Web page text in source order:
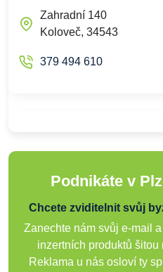
Zahradní 140
Koloveč, 34543
379 494 610
Podnikáte v
Chcete zviditelnit svůj
Zanechte nám svůj e-mail
inzertních produktů šitou
Reklama u nás osloví ty